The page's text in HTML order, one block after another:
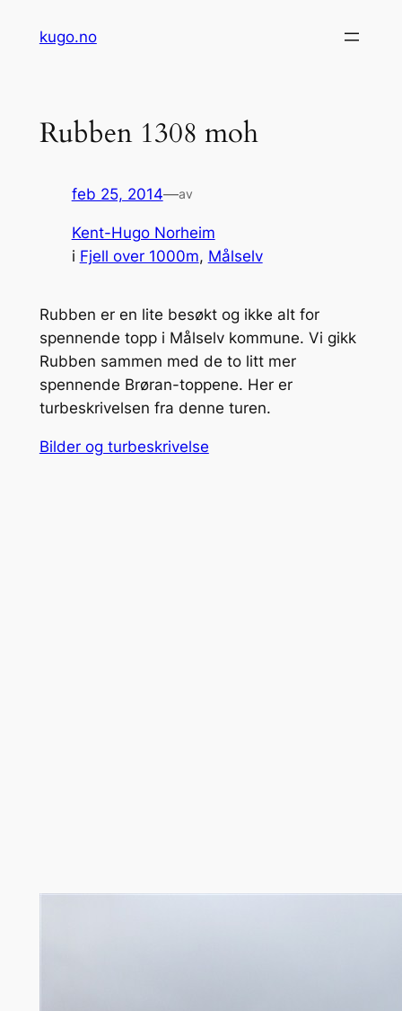
kugo.no
Rubben 1308 moh
feb 25, 2014—av
Kent-Hugo Norheim
i Fjell over 1000m, Målselv
Rubben er en lite besøkt og ikke alt for
spennende topp i Målselv kommune. Vi gikk
Rubben sammen med de to litt mer
spennende Brøran-toppene. Her er
turbeskrivelsen fra denne turen.
Bilder og turbeskrivelse